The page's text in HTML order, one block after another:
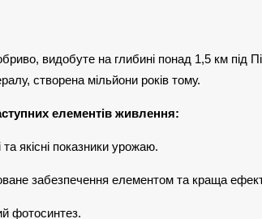
видобуте на глибині понад 1,5 км під
створена мільйони років тому.
елементів живлення:
якісні показники урожаю.
забезпечення елементом та краща
фотосинтез.